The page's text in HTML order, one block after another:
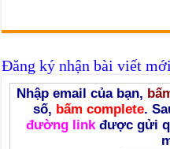
Đăng ký nhận bài viết mới
Nhập email của bạn,
số, bấm complete.
đường link được gửi